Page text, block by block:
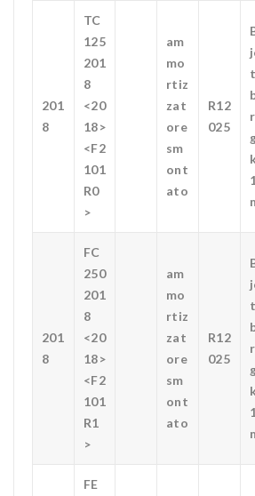
201
8
TC
125
201
8
<20
18>
<F2
101
R0
>
am
mo
rtiz
zat
ore
sm
ont
ato
R12
025
t
201
8
FC
250
201
8
<20
18>
<F2
101
R1
>
am
mo
rtiz
zat
ore
sm
ont
ato
R12
025
t
FE